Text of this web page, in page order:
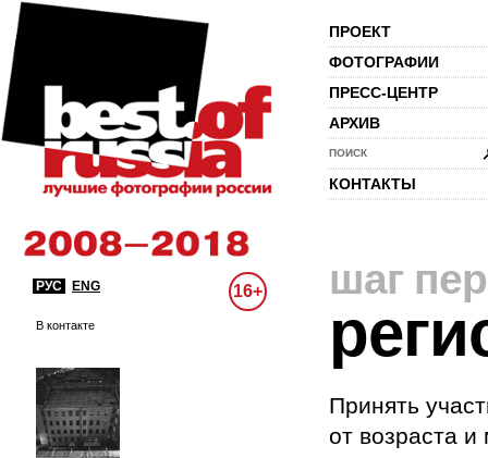
ПРОЕКТ
ФОТОГРАФИИ
ПРЕСС-ЦЕНТР
АРХИВ
ПОИСК
КОНТАКТЫ
РУС ENG 16+
В контакте
шаг
Принять
от возраста